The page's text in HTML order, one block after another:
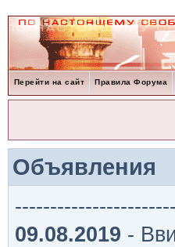
Перейти на сайт Правила Форума
Объявления
09.08.2019 -